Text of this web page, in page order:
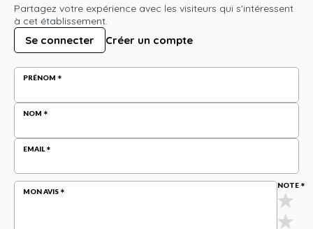
Partagez votre expérience avec les visiteurs qui s'intéressent
à cet établissement.
Se connecter Créer un compte
PRÉNOM
NOM
EMAIL
MON AVIS
NOTE